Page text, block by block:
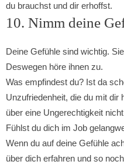
du brauchst und dir erhoffst.
10. Nimm deine
Deine Gefühle sind wichtig.
Deswegen höre ihnen zu.
Was empfindest du? Ist da
Unzufriedenheit, die du mit dir
über eine Ungerechtigkeit
Fühlst du dich im Job
Wenn du auf deine Gefühle
über dich erfahren und so